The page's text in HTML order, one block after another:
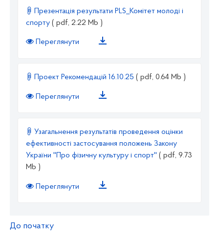
Презентація результати PLS_Комітет молоді і
спорту ( pdf, 2.22 Mb )
Переглянути
Проект Рекомендацій 16.10.25 ( pdf, 0.64 Mb )
Переглянути
Узагальнення результатів проведення оцінки
ефективності застосування положень Закону
України ''Про фізичну культуру і спорт'' ( pdf, 9.73
Mb )
Переглянути
До початку